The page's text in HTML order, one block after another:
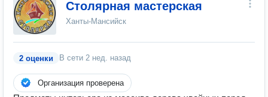
Столярная мастерская
Ханты-Мансийск
2 оценки В сети 2 нед. назад
Организация проверена